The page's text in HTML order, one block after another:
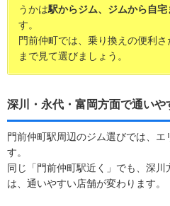
うかは駅からジム、ジムから自宅
す。
門前仲町では、乗り換えの便利
まで見て選びましょう。
深川・永代・富岡方面で通いや
門前仲町駅周辺のジム選びでは、
す。
同じ「門前仲町駅近く」でも、深
は、通いやすい店舗が変わります。